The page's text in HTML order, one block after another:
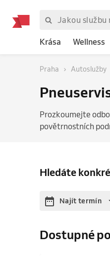
Krása Wellness
Praha Autoslužby
Prozkoumejte
povětrnostních
Hledáte
Najít termín
Dostupné